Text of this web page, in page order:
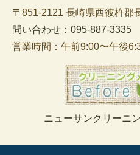
〒851-2121 長崎県西彼杵郡
問い合わせ：095-887-3335
営業時間：午前9:00〜午後
ニューサンクリーニ